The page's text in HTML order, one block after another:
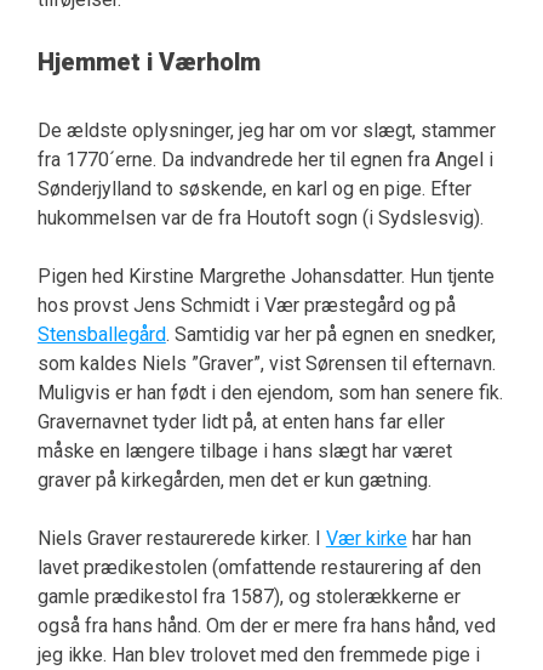
Hjemmet i Værholm
De ældste oplysninger, jeg har om vor slægt, stammer
fra 1770´erne. Da indvandrede her til egnen fra Angel i
Sønderjylland to søskende, en karl og en pige. Efter
hukommelsen var de fra Houtoft sogn (i Sydslesvig).
Pigen hed Kirstine Margrethe Johansdatter. Hun tjente
hos provst Jens Schmidt i Vær præstegård og på
Stensballegård. Samtidig var her på egnen en snedker,
som kaldes Niels ”Graver”, vist Sørensen til efternavn.
Muligvis er han født i den ejendom, som han senere fik.
Gravernavnet tyder lidt på, at enten hans far eller
måske en længere tilbage i hans slægt har været
graver på kirkegården, men det er kun gætning.
Niels Graver restaurerede kirker. I Vær kirkehar han
lavet prædikestolen (omfattende restaurering af den
gamle prædikestol fra 1587), og stolerækkerne er
også fra hans hånd. Om der er mere fra hans hånd, ved
jeg ikke. Han blev trolovet med den fremmede pige i